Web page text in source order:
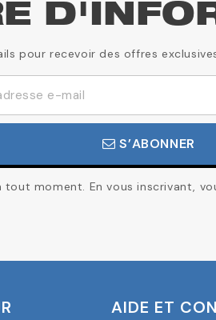
pour recevoir des offres
S’ABONNER
tout moment. En vous inscrivant,
AIDE ET